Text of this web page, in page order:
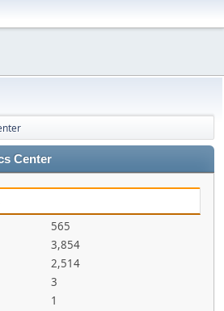
Center
565
3,854
2,514
3
1